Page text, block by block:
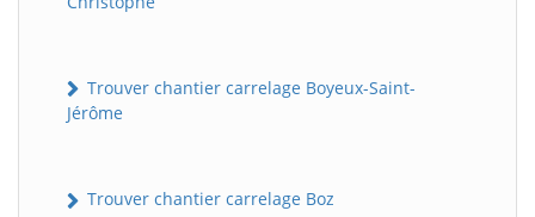
Trouver chantier carrelage Boyeux-Saint-
Jérôme
Trouver chantier carrelage Boz